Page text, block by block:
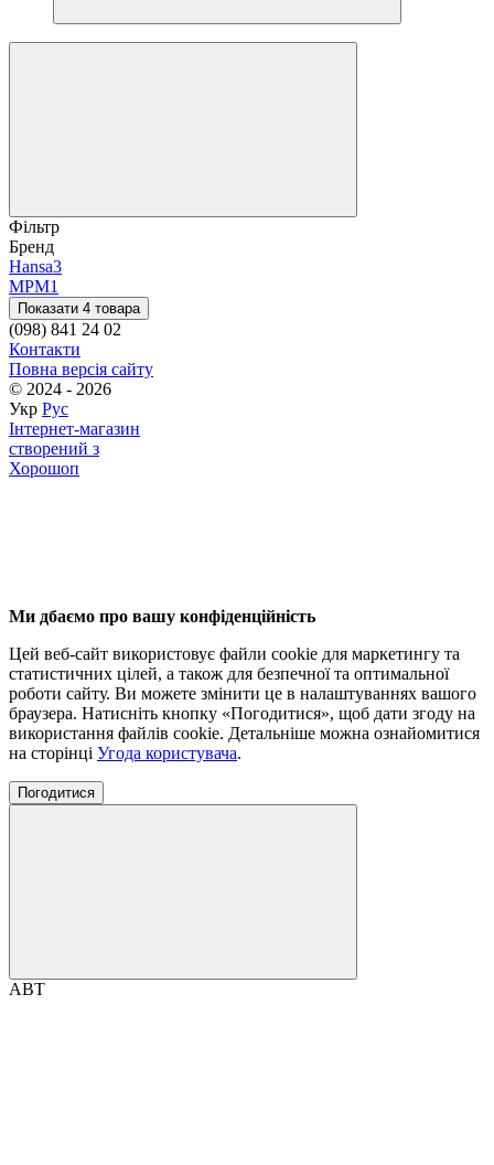
Фільтр
Бренд
Hansa3
MPM1
Показати 4 товара
(098) 841 24 02
Контакти
Повна версія сайту
© 2024 - 2026
Укр Рус
Інтернет-магазин
створений з
Хорошоп
Ми дбаємо про вашу конфіденційність
Цей веб-сайт використовує файли cookie для маркетингу та
статистичних цілей, а також для безпечної та оптимальної
роботи сайту. Ви можете змінити це в налаштуваннях вашого
браузера. Натисніть кнопку «Погодитися», щоб дати згоду на
використання файлів cookie. Детальніше можна ознайомитися
на сторінці Угода користувача.
Погодитися
ABT